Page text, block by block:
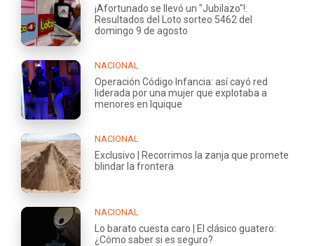
¡Afortunado se llevó un "Jubilazo"!:
Resultados del Loto sorteo 5462 del
domingo 9 de agosto
NACIONAL
Operación Código Infancia: así cayó red
liderada por una mujer que explotaba a
menores en Iquique
NACIONAL
Exclusivo | Recorrimos la zanja que promete
blindar la frontera
NACIONAL
Lo barato cuesta caro | El clásico guatero:
¿Cómo saber si es seguro?